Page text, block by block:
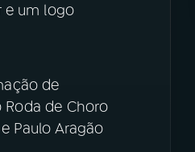
e um logo
de
de Choro
Paulo Aragão